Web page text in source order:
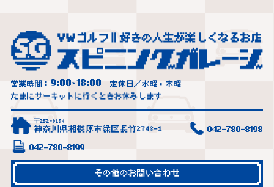
営業時間： 9:00~18:00
定休日／水曜・木曜
たまにサーキットに行くときお休みします
〒252-0154
神奈川県相模原市緑区長竹2748-1 042-780-8198
042-780-8199
その他のお問い合わせ